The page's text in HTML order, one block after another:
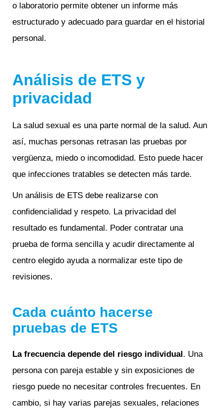
o laboratorio permite obtener un informe más
estructurado y adecuado para guardar en el historial
personal.
Análisis de ETS y
privacidad
La salud sexual es una parte normal de la salud. Aun
así, muchas personas retrasan las pruebas por
vergüenza, miedo o incomodidad. Esto puede hacer
que infecciones tratables se detecten más tarde.
Un análisis de ETS debe realizarse con
confidencialidad y respeto. La privacidad del
resultado es fundamental. Poder contratar una
prueba de forma sencilla y acudir directamente al
centro elegido ayuda a normalizar este tipo de
revisiones.
Cada cuánto hacerse
pruebas de ETS
La frecuencia depende del riesgo individual. Una
persona con pareja estable y sin exposiciones de
riesgo puede no necesitar controles frecuentes. En
cambio, si hay varias parejas sexuales, relaciones